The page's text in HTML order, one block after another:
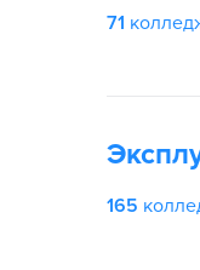
71
165